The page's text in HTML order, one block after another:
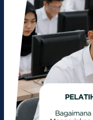
TWK,
dan
TKP?